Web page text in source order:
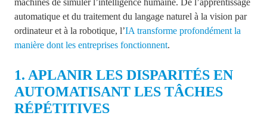
machines de simuler l’intelligence humaine. De l’apprentissage
automatique et du traitement du langage naturel à la vision par
ordinateur et à la robotique, l’IA transforme profondément la
manière dont les entreprises fonctionnent.
1. APLANIR LES DISPARITÉS EN
AUTOMATISANT LES TÂCHES
RÉPÉTITIVES